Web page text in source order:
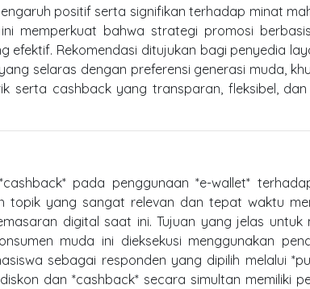
positif serta signifikan terhadap minat
memperkuat bahwa strategi promosi
efektif. Rekomendasi ditujukan bagi penyedia
selaras dengan preferensi generasi muda,
serta cashback yang transparan, fleksibel,
pada penggunaan *e-wallet*
topik yang sangat relevan dan tepat waktu
digital saat ini. Tujuan yang jelas untuk
muda ini dieksekusi menggunakan
sebagai responden yang dipilih melalui
dan *cashback* secara simultan memiliki